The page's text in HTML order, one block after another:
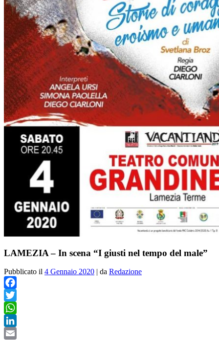
LAMEZIA – In scena “I giusti nel tempo del male”
Pubblicato il 4 Gennaio 2020 | da Redazione
Facebook
Twitter
WhatsApp
LinkedIn